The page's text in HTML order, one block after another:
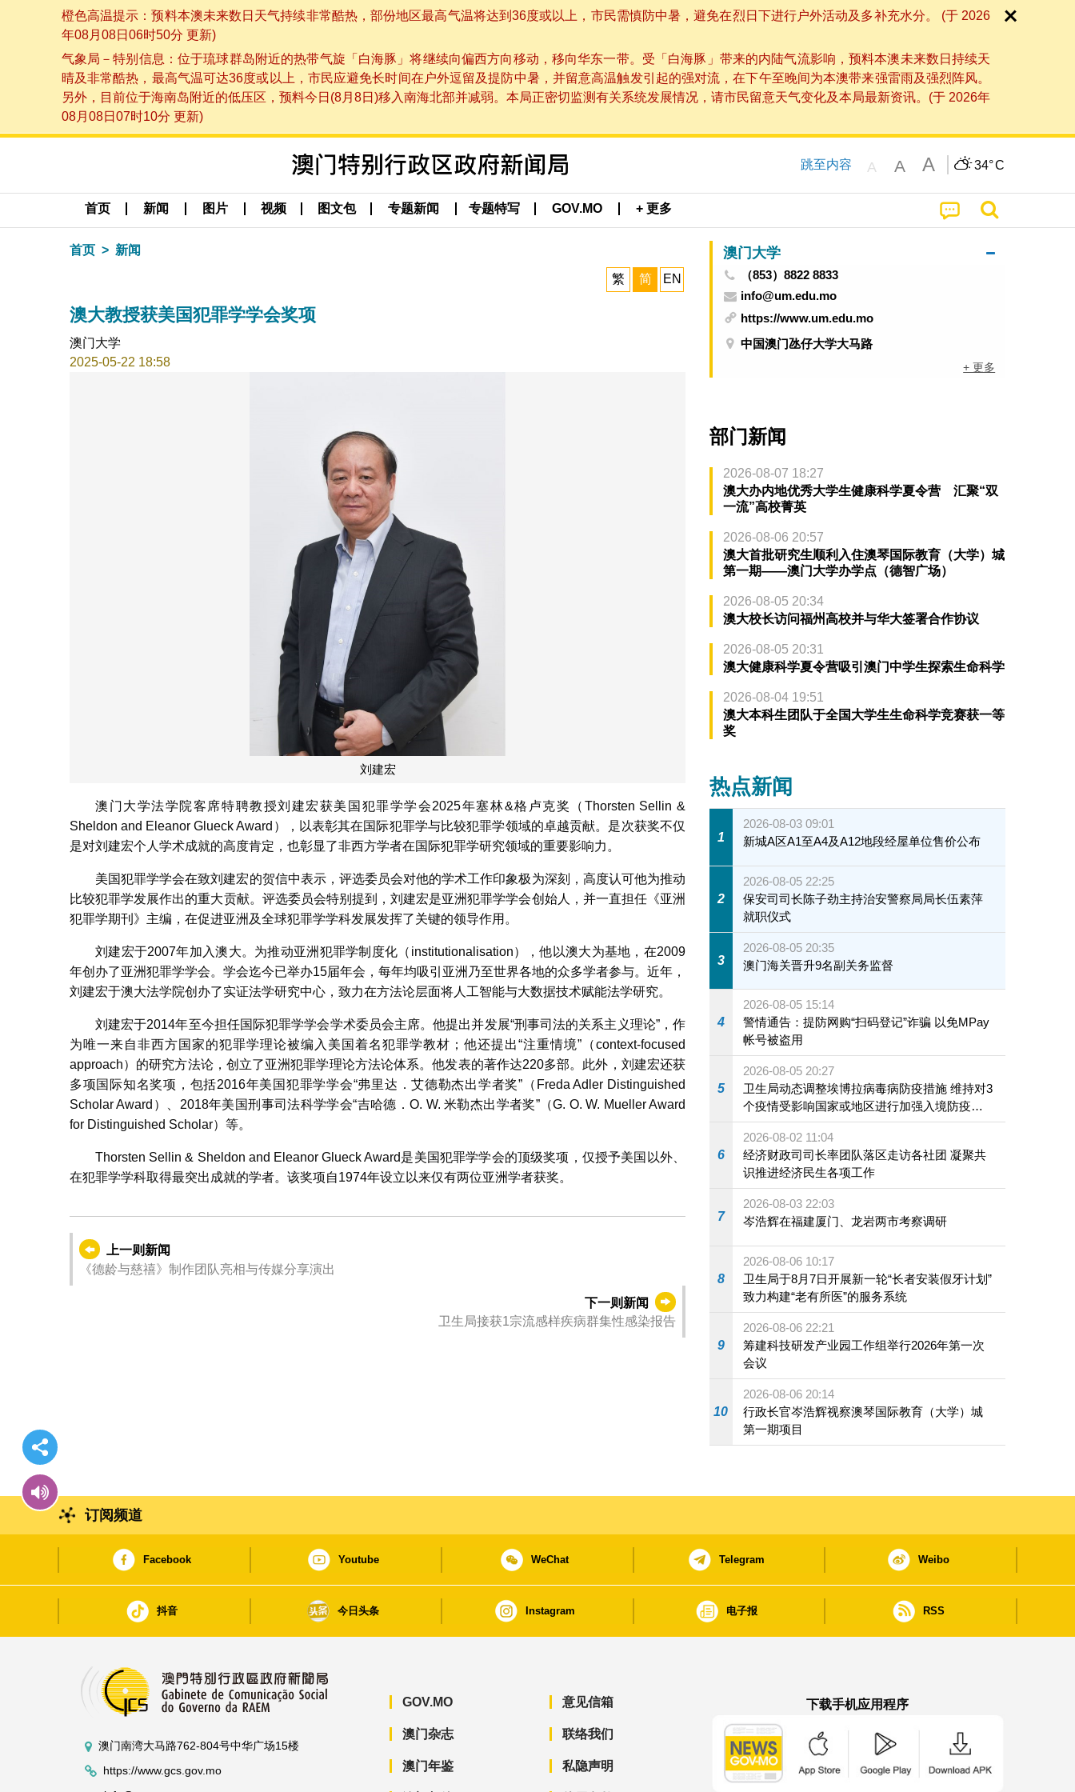
橙色高温提示：预料本澳未来数日天气持续非常酷热，部份地区最高气温将达到36度或以上，市民需慎防中暑，避免在烈日下进行户外活动及多补充水分。 (于 2026
年08月08日06时50分 更新)
气象局－特别信息：位于琉球群岛附近的热带气旋「白海豚」将继续向偏西方向移动，移向华东一带。受「白海豚」带来的内陆气流影响，预料本澳未来数日持续天
晴及非常酷热，最高气温可达36度或以上，市民应避免长时间在户外逗留及提防中暑，并留意高温触发引起的强对流，在下午至晚间为本澳带来强雷雨及强烈阵风。
另外，目前位于海南岛附近的低压区，预料今日(8月8日)移入南海北部并减弱。本局正密切监测有关系统发展情况，请市民留意天气变化及本局最新资讯。(于 2026年
08月08日07时10分 更新)
跳至内容 A A A 34°C
首页 新闻 图片 视频 图文包 专题新闻 专题特写 GOV.MO + 更多
首页 新闻
繁 简 EN
澳大教授获美国犯罪学学会奖项
澳门大学
2025-05-22 18:58
刘建宏
澳门大学法学院客席特聘教授刘建宏获美国犯罪学学会2025年塞林&格卢克奖（Thorsten Sellin &
Sheldon and Eleanor Glueck Award），以表彰其在国际犯罪学与比较犯罪学领域的卓越贡献。是次获奖不仅
是对刘建宏个人学术成就的高度肯定，也彰显了非西方学者在国际犯罪学研究领域的重要影响力。
美国犯罪学学会在致刘建宏的贺信中表示，评选委员会对他的学术工作印象极为深刻，高度认可他为推动
比较犯罪学发展作出的重大贡献。评选委员会特别提到，刘建宏是亚洲犯罪学学会创始人，并一直担任《亚洲
犯罪学期刊》主编，在促进亚洲及全球犯罪学学科发展发挥了关键的领导作用。
刘建宏于2007年加入澳大。为推动亚洲犯罪学制度化（institutionalisation），他以澳大为基地，在2009
年创办了亚洲犯罪学学会。学会迄今已举办15届年会，每年均吸引亚洲乃至世界各地的众多学者参与。近年，
刘建宏于澳大法学院创办了实证法学研究中心，致力在方法论层面将人工智能与大数据技术赋能法学研究。
刘建宏于2014年至今担任国际犯罪学学会学术委员会主席。他提出并发展“刑事司法的关系主义理论”，作
为唯一来自非西方国家的犯罪学理论被编入美国着名犯罪学教材；他还提出“注重情境”（context-focused
approach）的研究方法论，创立了亚洲犯罪学理论方法论体系。他发表的著作达220多部。此外，刘建宏还获
多项国际知名奖项，包括2016年美国犯罪学学会“弗里达．艾德勒杰出学者奖”（Freda Adler Distinguished
Scholar Award）、2018年美国刑事司法科学学会“吉哈德．O. W. 米勒杰出学者奖”（G. O. W. Mueller Award
for Distinguished Scholar）等。
Thorsten Sellin & Sheldon and Eleanor Glueck Award是美国犯罪学学会的顶级奖项，仅授予美国以外、
在犯罪学学科取得最突出成就的学者。该奖项自1974年设立以来仅有两位亚洲学者获奖。
上一则新闻
《德龄与慈禧》制作团队亮相与传媒分享演出
下一则新闻
卫生局接获1宗流感样疾病群集性感染报告
澳门大学
（853）8822 8833
info@um.edu.mo
https://www.um.edu.mo
中国澳门氹仔大学大马路
+ 更多
部门新闻
2026-08-07 18:27
澳大办内地优秀大学生健康科学夏令营 汇聚“双
一流”高校菁英
2026-08-06 20:57
澳大首批研究生顺利入住澳琴国际教育（大学）城
第一期——澳门大学办学点（德智广场）
2026-08-05 20:34
澳大校长访问福州高校并与华大签署合作协议
2026-08-05 20:31
澳大健康科学夏令营吸引澳门中学生探索生命科学
2026-08-04 19:51
澳大本科生团队于全国大学生生命科学竞赛获一等
奖
热点新闻
1
2026-08-03 09:01
新城A区A1至A4及A12地段经屋单位售价公布
2
2026-08-05 22:25
保安司司长陈子劲主持治安警察局局长伍素萍
就职仪式
3
2026-08-05 20:35
澳门海关晋升9名副关务监督
4
2026-08-05 15:14
警情通告：提防网购“扫码登记”诈骗 以免MPay
帐号被盗用
5
2026-08-05 20:27
卫生局动态调整埃博拉病毒病防疫措施 维持对3
个疫情受影响国家或地区进行加强入境防疫措
施
6
2026-08-02 11:04
经济财政司司长率团队落区走访各社团 凝聚共
识推进经济民生各项工作
7
2026-08-03 22:03
岑浩辉在福建厦门、龙岩两市考察调研
8
2026-08-06 10:17
卫生局于8月7日开展新一轮“长者安装假牙计划”
致力构建“老有所医”的服务系统
9
2026-08-06 22:21
筹建科技研发产业园工作组举行2026年第一次
会议
10
2026-08-06 20:14
行政长官岑浩辉视察澳琴国际教育（大学）城
第一期项目
订阅频道
Facebook Youtube WeChat Telegram Weibo
抖音 今日头条 Instagram 电子报 RSS
澳门南湾大马路762-804号中华广场15楼
https://www.gcs.gov.mo
GOV.MO
澳门杂志
澳门年鉴
意见信箱
联络我们
私隐声明
下载手机应用程序